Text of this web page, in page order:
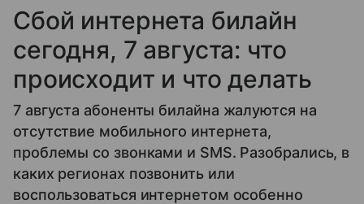
Сбой интернета билайн
сегодня, 7 августа: что
происходит и что делать
7 августа абоненты билайна жалуются на
отсутствие мобильного интернета,
проблемы со звонками и SMS. Разобрались, в
каких регионах позвонить или
воспользоваться интернетом особенно